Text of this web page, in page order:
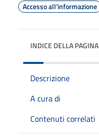
Accesso all'informazione
INDICE DELLA PAGINA
Descrizione
A cura di
Contenuti correlati